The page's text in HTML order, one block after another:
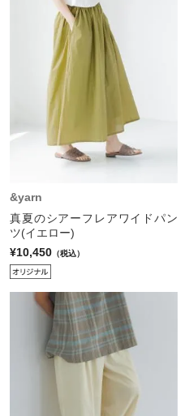
&yarn
真夏のシアーフレアワイドパン
ツ(イエロー)
¥10,450 （税込）